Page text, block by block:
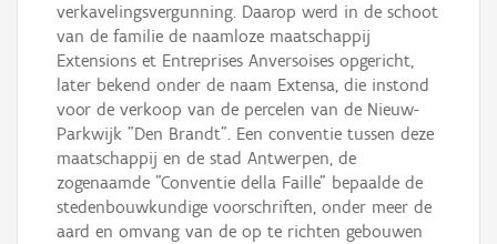
verkavelingsvergunning. Daarop werd in de schoot
van de familie de naamloze maatschappij
Extensions et Entreprises Anversoises opgericht,
later bekend onder de naam Extensa, die instond
voor de verkoop van de percelen van de Nieuw-
Parkwijk "Den Brandt". Een conventie tussen deze
maatschappij en de stad Antwerpen, de
zogenaamde "Conventie della Faille" bepaalde de
stedenbouwkundige voorschriften, onder meer de
aard en omvang van de op te richten gebouwen